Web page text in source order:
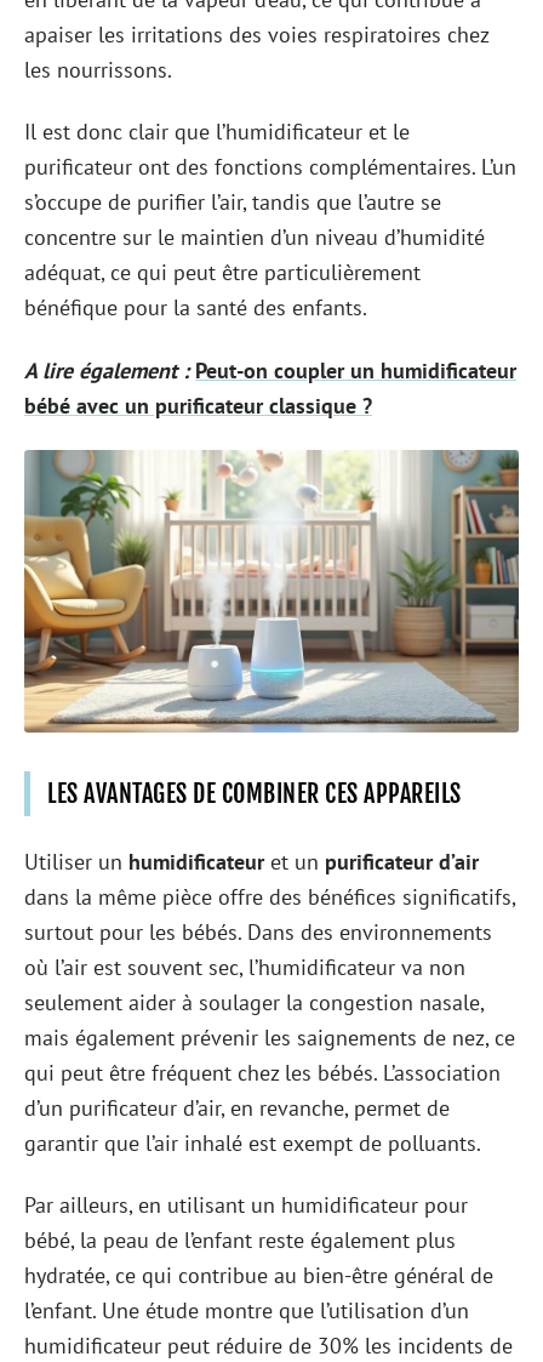
apaiser les irritations des voies respiratoires chez
les nourrissons.
Il est donc clair que l’humidificateur et le
purificateur ont des fonctions complémentaires. L’un
s’occupe de purifier l’air, tandis que l’autre se
concentre sur le maintien d’un niveau d’humidité
adéquat, ce qui peut être particulièrement
bénéfique pour la santé des enfants.
A lire également : Peut-on coupler un humidificateur
bébé avec un purificateur classique ?
LES AVANTAGES DE COMBINER CES APPAREILS
Utiliser un humidificateuret un purificateur d’air
dans la même pièce offre des bénéfices significatifs,
surtout pour les bébés. Dans des environnements
où l’air est souvent sec, l’humidificateur va non
seulement aider à soulager la congestion nasale,
mais également prévenir les saignements de nez, ce
qui peut être fréquent chez les bébés. L’association
d’un purificateur d’air, en revanche, permet de
garantir que l’air inhalé est exempt de polluants.
Par ailleurs, en utilisant un humidificateur pour
bébé, la peau de l’enfant reste également plus
hydratée, ce qui contribue au bien-être général de
l’enfant. Une étude montre que l’utilisation d’un
humidificateur peut réduire de 30% les incidents de